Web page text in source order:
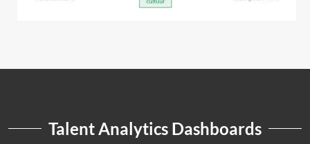
Talent Analytics Dashboards